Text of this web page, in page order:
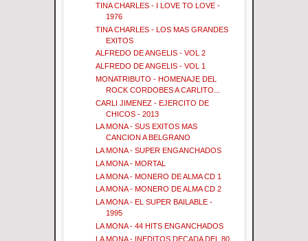
TINA CHARLES - I LOVE TO LOVE -
1976
TINA CHARLES - LOS MAS GRANDES
EXITOS
ALFREDO DE ANGELIS - VOL 2
ALFREDO DE ANGELIS - VOL 1
MONATRIBUTO - HOMENAJE DEL
ROCK CORDOBES A CARLITO...
CARLI JIMENEZ - EJERCITO DE
CHICOS - 2013
LA MONA - SUS EXITOS MAS
CANCION A BELGRANO
LA MONA - SUPER ENGANCHADOS
LA MONA - MORTAL
LA MONA - MONERO DE ALMA CD 1
LA MONA - MONERO DE ALMA CD 2
LA MONA - EL SUPER BAILABLE -
1995
LA MONA - 44 HITS ENGANCHADOS
LA MONA - INEDITOS DECADA DEL 80